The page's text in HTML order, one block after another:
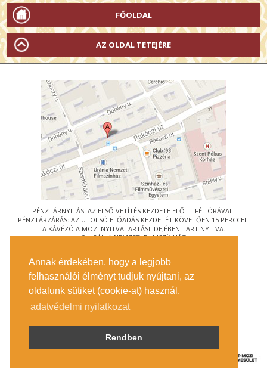
Annak érdekében, hogy a legjobb
felhasználói élményt tudjuk nyújtani, az
oldalunk sütiket (cookie-at) használ.
adatvédelmi nyilatkozat
Rendben
FŐOLDAL
AZ OLDAL TETEJÉRE
PÉNZTÁRNYITÁS: AZ ELSŐ VETÍTÉS KEZDETE ELŐTT FÉL ÓRÁVAL.
PÉNZTÁRZÁRÁS: AZ UTOLSÓ ELŐADÁS KEZDETÉT KÖVETŐEN 15 PERCCEL.
A KÁVÉZÓ A MOZI NYITVATARTÁSI IDEJÉBEN TART NYITVA.
© URÁNIA NEMZETI FILMSZÍNHÁZ
1088 BUDAPEST, RÁKÓCZI ÚT 21.
MEGKÖZELÍTÉS
JEGYINFORMÁCIÓ
ÍRJON NEKÜNK!
KÖZÉRDEKŰ ADATOK